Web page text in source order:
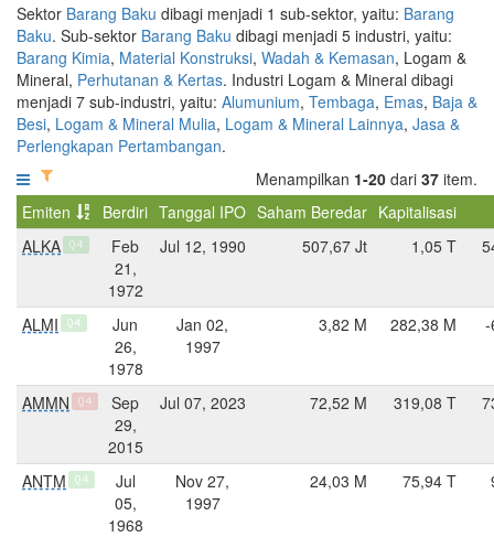
Sektor Barang Baku dibagi menjadi 1 sub-sektor, yaitu: Barang
Baku. Sub-sektor Barang Baku dibagi menjadi 5 industri, yaitu:
Barang Kimia, Material Konstruksi, Wadah & Kemasan, Logam &
Mineral, Perhutanan & Kertas. Industri Logam & Mineral dibagi
menjadi 7 sub-industri, yaitu: Alumunium, Tembaga, Emas, Baja &
Besi, Logam & Mineral Mulia, Logam & Mineral Lainnya, Jasa &
Perlengkapan Pertambangan.
Menampilkan 1-20 dari 37 item.
Emiten
Berdiri Tanggal IPO Saham Beredar Kapitalisasi
ALKA
Q4
Feb
21,
1972
Jul 12, 1990 507,67 Jt 1,05 T
ALMI Q4
Jun
26,
1978
Jan 02,
1997
3,82 M 282,38 M -
AMMN Q4
Sep
29,
2015
Jul 07, 2023 72,52 M 319,08 T
ANTM Q4
Jul
05,
1968
Nov 27,
1997
24,03 M 75,94 T